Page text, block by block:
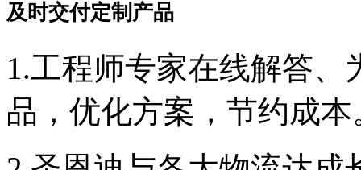
及时交付定制产品
1.工程师专家在线解答
品，优化方案，节约成本